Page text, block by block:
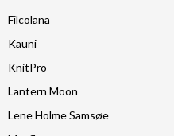
Filcolana
Kauni
KnitPro
Lantern Moon
Lene Holme Samsøe